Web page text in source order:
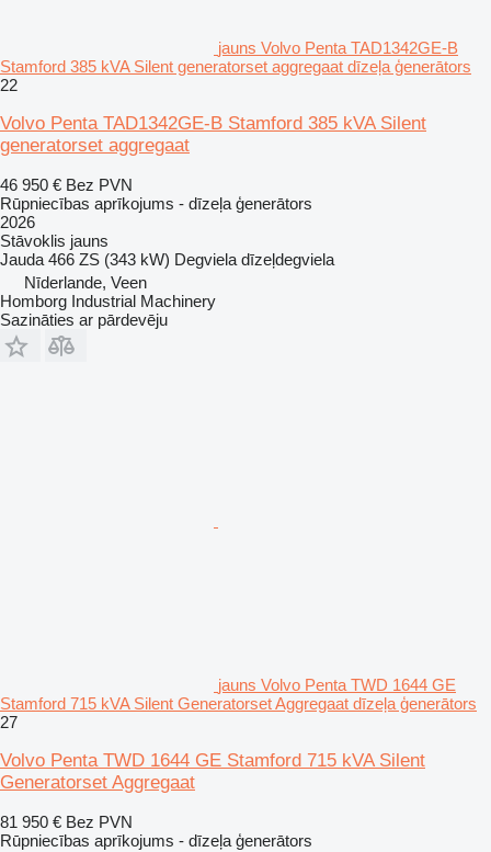
jauns Volvo Penta TAD1342GE-B
Stamford 385 kVA Silent generatorset aggregaat dīzeļa ģenerātors
22
Volvo Penta TAD1342GE-B Stamford 385 kVA Silent
generatorset aggregaat
46 950 € Bez PVN
Rūpniecības aprīkojums - dīzeļa ģenerātors
2026
Stāvoklis jauns
Jauda 466 ZS (343 kW) Degviela dīzeļdegviela
Nīderlande, Veen
Homborg Industrial Machinery
Sazināties ar pārdevēju
jauns Volvo Penta TWD 1644 GE
Stamford 715 kVA Silent Generatorset Aggregaat dīzeļa ģenerātors
27
Volvo Penta TWD 1644 GE Stamford 715 kVA Silent
Generatorset Aggregaat
81 950 € Bez PVN
Rūpniecības aprīkojums - dīzeļa ģenerātors